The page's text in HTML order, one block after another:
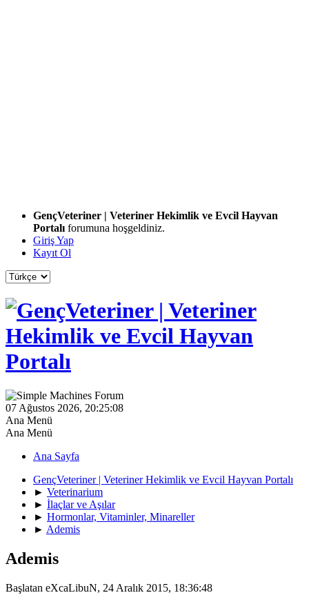
GençVeteriner | Veteriner Hekimlik ve Evcil Hayvan
Portalı forumuna hoşgeldiniz.
Giriş Yap
Kayıt Ol
07 Ağustos 2026, 20:25:08
Ana Menü
Ana Menü
Ana Sayfa
GençVeteriner | Veteriner Hekimlik ve Evcil Hayvan Portalı
► Veterinarium
► İlaçlar ve Aşılar
► Hormonlar, Vitaminler, Minareller
► Ademis
Ademis
Başlatan eXcaLibuN, 24 Aralık 2015, 18:36:48